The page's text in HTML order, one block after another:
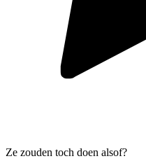
Ze zouden toch doen alsof?